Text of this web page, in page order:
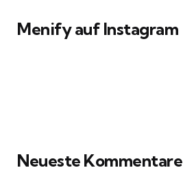
Menify auf Instagram
Neueste Kommentare